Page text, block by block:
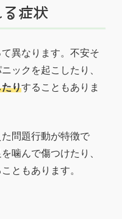
症状
異なります。不安そ
ックを起こしたり、
りすることもありま
問題行動が特徴で
噛んで傷つけたり、
ともあります。